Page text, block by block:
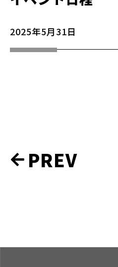
2025年5月31日
実
績
PREV